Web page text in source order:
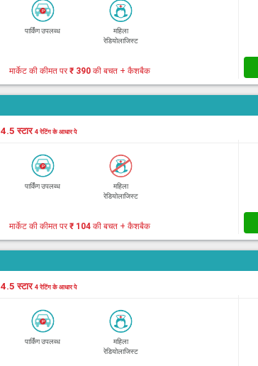
पार्किंग उपलब्ध
महिला
रेडियोलाजिस्ट
मार्केट की कीमत पर₹ 390 की बचत + कैशबैक
4.5 स्टार4 रेटिंग के आधार पे
पार्किंग उपलब्ध
महिला
रेडियोलाजिस्ट
मार्केट की कीमत पर₹ 104 की बचत + कैशबैक
4.5 स्टार4 रेटिंग के आधार पे
पार्किंग उपलब्ध
महिला
रेडियोलाजिस्ट